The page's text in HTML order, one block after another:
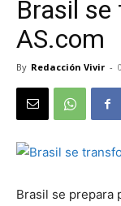
Brasil
AS.com
By Redacción Vivir -
Brasil se prepara